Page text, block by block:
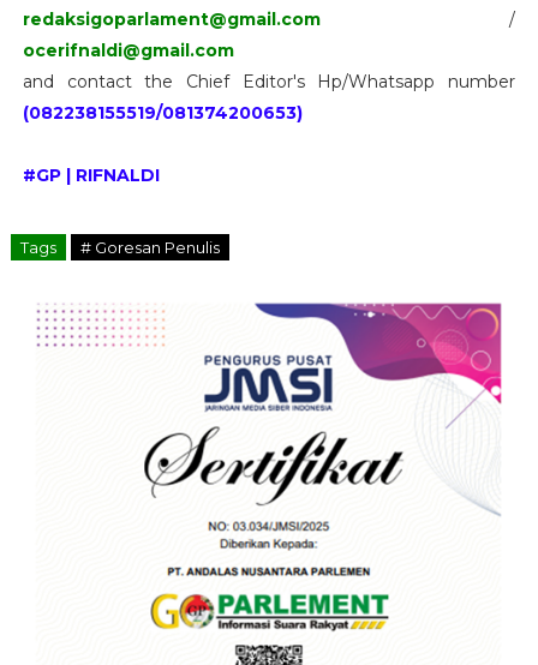
redaksigoparlament@gmail.com/
ocerifnaldi@gmail.com
and contact the Chief Editor's Hp/Whatsapp number
(082238155519/081374200653)
#GP | RIFNALDI
Tags # Goresan Penulis